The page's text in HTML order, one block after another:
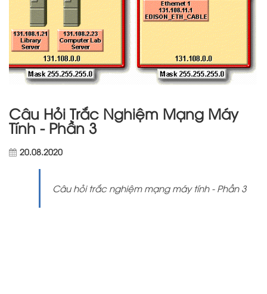
Câu Hỏi Trắc Nghiệm Mạng Máy
Tính - Phần 3
20.08.2020
Câu hỏi trắc nghiệm mạng máy tính - Phần 3